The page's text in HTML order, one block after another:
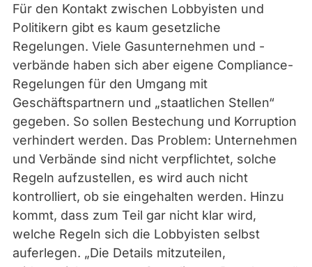
Für den Kontakt zwischen Lobbyisten und
Politikern gibt es kaum gesetzliche
Regelungen. Viele Gasunternehmen und -
verbände haben sich aber eigene Compliance-
Regelungen für den Umgang mit
Geschäftspartnern und „staatlichen Stellen“
gegeben. So sollen Bestechung und Korruption
verhindert werden. Das Problem: Unternehmen
und Verbände sind nicht verpflichtet, solche
Regeln aufzustellen, es wird auch nicht
kontrolliert, ob sie eingehalten werden. Hinzu
kommt, dass zum Teil gar nicht klar wird,
welche Regeln sich die Lobbyisten selbst
auferlegen. „Die Details mitzuteilen,